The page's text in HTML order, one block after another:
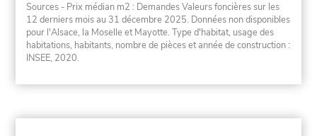
Sources - Prix médian m2 : Demandes Valeurs foncières sur les
12 derniers mois au 31 décembre 2025. Données non disponibles
pour l'Alsace, la Moselle et Mayotte. Type d'habitat, usage des
habitations, habitants, nombre de pièces et année de construction :
INSEE, 2020.